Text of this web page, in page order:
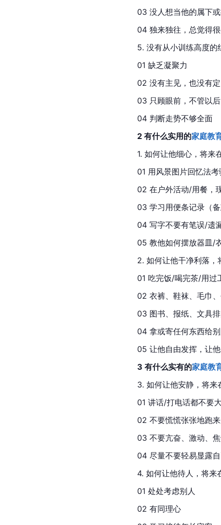
03 没人想当他的属下
04 独来独往，总觉得
5. 没有从小训练高度的
01 缺乏凝聚力
02 没有主见，也没有
03 只顾眼前，不管以后
04 判断走势不够全面
2 有什么实用的家庭教
1. 如何让他细心，将来
01 用风景图片回忆法考
02 在户外活动/用餐，
03 学习用便条记录（
04 写字不要有笔误/遗
05 教他如何摆放器皿/
2. 如何让他干净利落，
01 吃完饭/喝完茶/用过
02 衣裤、鞋袜、毛巾
03 图书、报纸、文具
04 拿或寄任何东西给
05 让他自由发挥，让
3 有什么实有的家庭教
3. 如何让他安静，将来
01 讲话/打电话都不要
02 不要慌慌张张地跑
03 不要亢奋、激动、
04 尽量不要轻易显露
4. 如何让他待人，将来
01 处处考虑别人
02 有同理心